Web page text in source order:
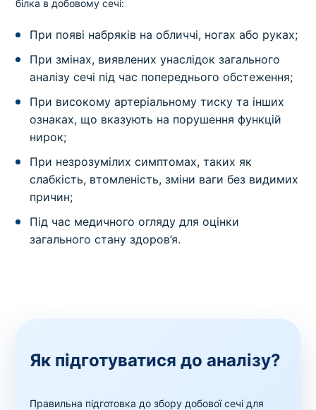
білка в добовому сечі:
При появі набряків на обличчі, ногах або руках;
При змінах, виявлених унаслідок загального
аналізу сечі під час попереднього обстеження;
При високому артеріальному тиску та інших
ознаках, що вказують на порушення функцій
нирок;
При незрозумілих симптомах, таких як
слабкість, втомленість, зміни ваги без видимих
причин;
Під час медичного огляду для оцінки
загального стану здоров’я.
Як підготуватися до аналізу?
Правильна підготовка до збору добової сечі для